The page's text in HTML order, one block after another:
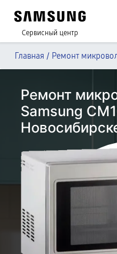
Сервисный центр
Главная / Ремонт
Ремонт
Samsung